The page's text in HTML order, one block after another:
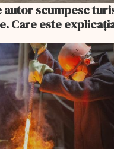
scumpesc
Care este